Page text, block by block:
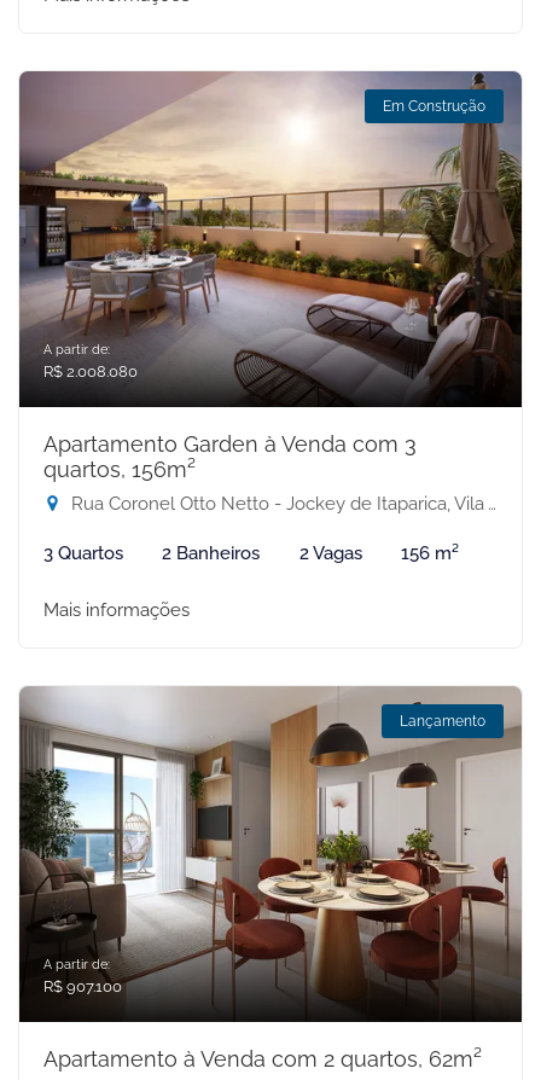
Em Construção
A partir de:
R$ 2.008.080
Apartamento Garden à Venda com 3
quartos, 156m²
Rua Coronel Otto Netto - Jockey de Itaparica, Vila Velha-ES
3 Quartos 2 Banheiros 2 Vagas 156 m²
Mais informações
Lançamento
A partir de:
R$ 907.100
Apartamento à Venda com 2 quartos, 62m²